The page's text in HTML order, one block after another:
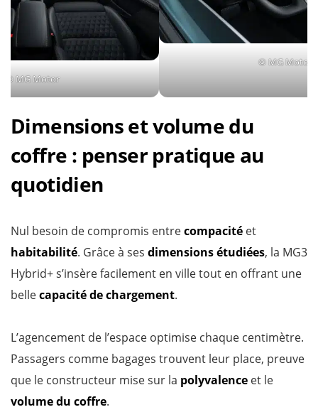
© MG Motor
© MG Motor
Dimensions et volume du
coffre : penser pratique au
quotidien
Nul besoin de compromis entrecompacité et
habitabilité. Grâce à ses dimensions étudiées, la MG3
Hybrid+ s’insère facilement en ville tout en offrant une
bellecapacité de chargement.
L’agencement de l’espace optimise chaque centimètre.
Passagers comme bagages trouvent leur place, preuve
que le constructeur mise sur la polyvalence et le
volume du coffre.